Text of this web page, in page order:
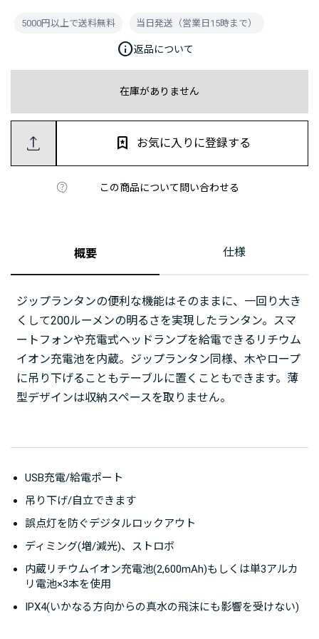
在庫がありません
この商品について問い合わせる
お気に入りに登録する
5000円以上で送料無料 当日発送（営業日15時まで）
info返品について
概要 仕様
ジップランタンの便利な機能はそのままに、一回り大き
くして200ルーメンの明るさを実現したランタン。スマ
ートフォンや充電式ヘッドランプを給電できるリチウム
イオン充電池を内蔵。ジップランタン同様、木やロープ
に吊り下げることもテーブルに置くこともできます。薄
型デザインは収納スペースを取りません。
USB充電/給電ポート
吊り下げ/自立できます
誤点灯を防ぐデジタルロックアウト
ディミング(増/減光)、ストロボ
内蔵リチウムイオン充電池(2,600mAh)もしくは単3アルカ
リ電池×3本を使用
IPX4(いかなる方向からの真水の飛沫にも影響を受けない)